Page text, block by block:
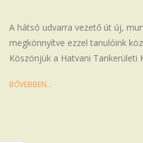
A hátsó udvarra vezető út új,
megkönnyítve ezzel tanulóink
Köszönjük a Hatvani Tankerületi
BŐVEBBEN…